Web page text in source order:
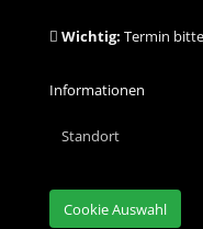
Wichtig: Termin
Informationen
Standort
Cookie Auswahl